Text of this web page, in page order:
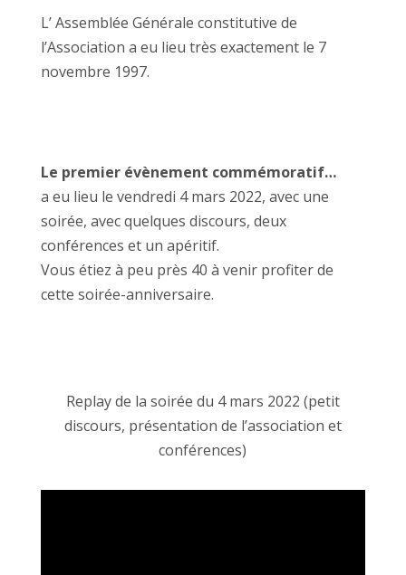
L’ Assemblée Générale constitutive de
l’Association a eu lieu très exactement le 7
novembre 1997.
Le premier évènement commémoratif…
a eu lieu le vendredi 4 mars 2022, avec une
soirée, avec quelques discours, deux
conférences et un apéritif.
Vous étiez à peu près 40 à venir profiter de
cette soirée-anniversaire.
Replay de la soirée du 4 mars 2022 (petit
discours, présentation de l’association et
conférences)